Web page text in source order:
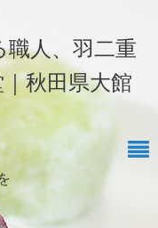
人、羽二重
秋田県大館